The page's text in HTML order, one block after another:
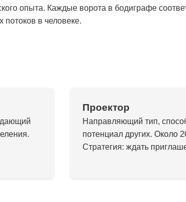
опыта. Каждые ворота в бодиграфе
потоков в человеке.
Проектор
Направляющий тип,
потенциал других. Около
Стратегия: ждать